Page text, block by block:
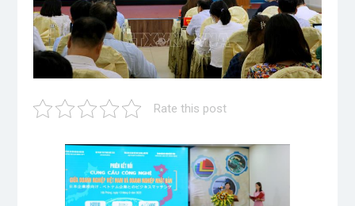
Rate this post